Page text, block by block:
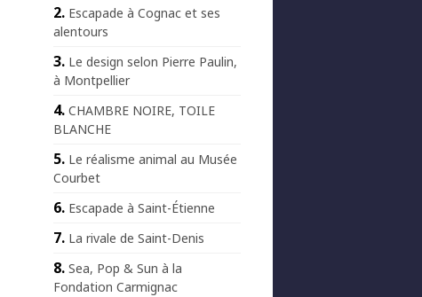
Escapade à Cognac et ses
alentours
Le design selon Pierre Paulin,
à Montpellier
CHAMBRE NOIRE, TOILE
BLANCHE
Le réalisme animal au Musée
Courbet
Escapade à Saint-Étienne
La rivale de Saint-Denis
Sea, Pop & Sun à la
Fondation Carmignac